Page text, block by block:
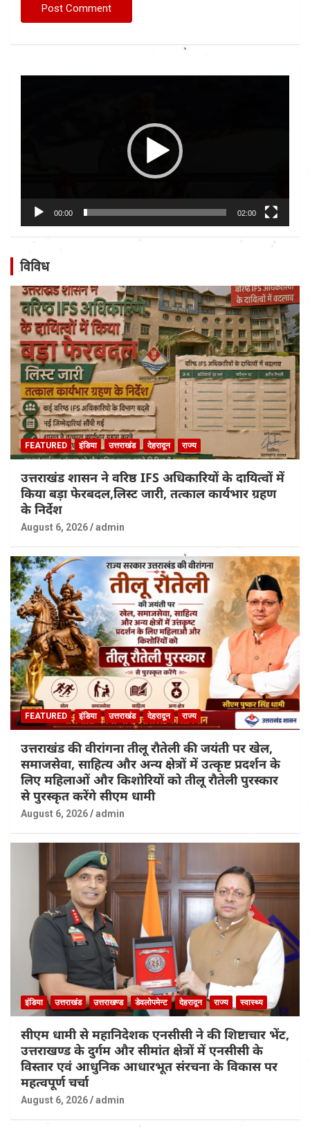
00:00 02:00
विविध
FEATURED इंडिया उत्तराखंड देहरादून राज्य
उत्तराखंड शासन ने वरिष्ठ IFS अधिकारियों के दायित्वों में
किया बड़ा फेरबदल,लिस्ट जारी, तत्काल कार्यभार ग्रहण
के निर्देश
August 6, 2026 admin
FEATURED इंडिया उत्तराखंड देहरादून राज्य
उत्तराखंड की वीरांगना तीलू रौतेली की जयंती पर खेल,
समाजसेवा, साहित्य और अन्य क्षेत्रों में उत्कृष्ट प्रदर्शन के
लिए महिलाओं और किशोरियों को तीलू रौतेली पुरस्कार
से पुरस्कृत करेंगे सीएम धामी
August 6, 2026 admin
इंडिया उत्तराखंड उत्तराखण्ड डेवलोपमेन्ट देहरादून राज्य स्वास्थ्य
सीएम धामी से महानिदेशक एनसीसी ने की शिष्टाचार भेंट,
उत्तराखण्ड के दुर्गम और सीमांत क्षेत्रों में एनसीसी के
विस्तार एवं आधुनिक आधारभूत संरचना के विकास पर
महत्वपूर्ण चर्चा
August 6, 2026 admin